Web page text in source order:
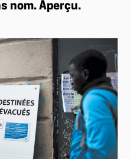
nom. Aperçu.